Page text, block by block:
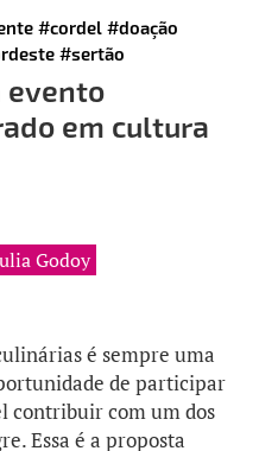
#cordel #doação
#sertão
evento
em cultura
Godoy
é sempre uma
de participar
contribuir com um dos
Essa é a proposta